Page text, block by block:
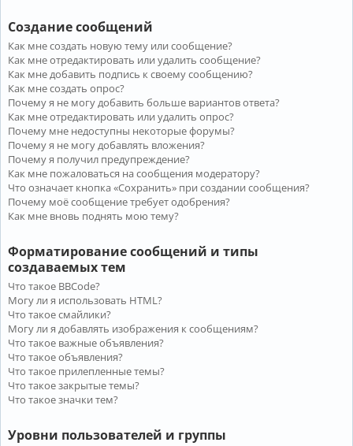
Создание сообщений
Как мне создать новую тему или сообщение?
Как мне отредактировать или удалить сообщение?
Как мне добавить подпись к своему сообщению?
Как мне создать опрос?
Почему я не могу добавить больше вариантов ответа?
Как мне отредактировать или удалить опрос?
Почему мне недоступны некоторые форумы?
Почему я не могу добавлять вложения?
Почему я получил предупреждение?
Как мне пожаловаться на сообщения модератору?
Что означает кнопка «Сохранить» при создании сообщения?
Почему моё сообщение требует одобрения?
Как мне вновь поднять мою тему?
Форматирование сообщений и типы
создаваемых тем
Что такое BBCode?
Могу ли я использовать HTML?
Что такое смайлики?
Могу ли я добавлять изображения к сообщениям?
Что такое важные объявления?
Что такое объявления?
Что такое прилепленные темы?
Что такое закрытые темы?
Что такое значки тем?
Уровни пользователей и группы